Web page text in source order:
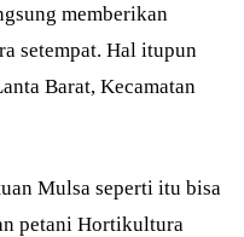
memberikan
setempat. Hal itupun
Barat, Kecamatan
Mulsa seperti itu bisa
petani Hortikultura